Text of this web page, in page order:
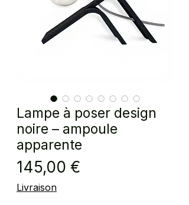
Lampe à poser design
noire – ampoule
apparente
145,00 €
Livraison